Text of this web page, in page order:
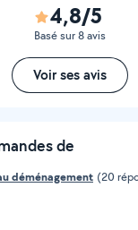
4,8/5
Basé sur 8 avis
Voir ses avis
de
déménagement (20